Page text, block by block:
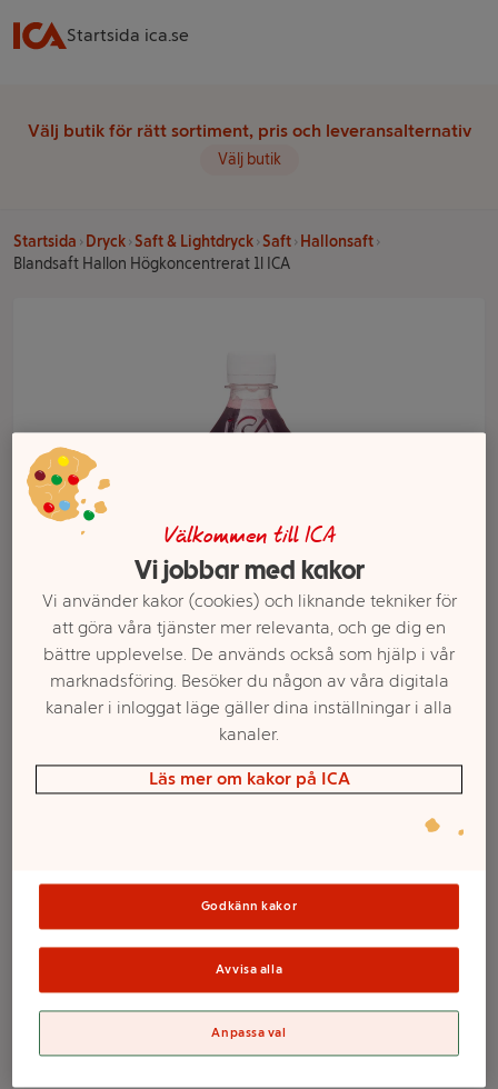
Startsida ica.se
Välj butik för rätt sortiment, pris och leveransalternativ
Välj butik
Startsida Dryck Saft & Lightdryck Saft
Hallonsaft
Blandsaft Hallon Högkoncentrerat 1l ICA
Blandsaft Hallon
Högkoncentrerat
1l ICA
Välj butik och handla
Välkommen till ICA
Vi jobbar med kakor
Vi använder kakor (cookies) och liknande tekniker för
att göra våra tjänster mer relevanta, och ge dig en
bättre upplevelse. De används också som hjälp i vår
marknadsföring. Besöker du någon av våra digitala
kanaler i inloggat läge gäller dina inställningar i alla
kanaler.
Läs mer om kakor på ICA
Godkänn kakor
Avvisa alla
Anpassa val